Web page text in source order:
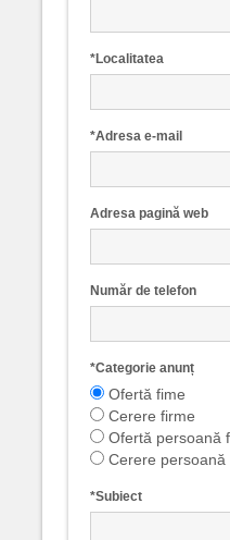
*Localitatea
*Adresa e-mail
Adresa pagină web
Număr de telefon
*Categorie anunț
Ofertă fime
Cerere firme
Ofertă persoană
Cerere persoană
*Subiect